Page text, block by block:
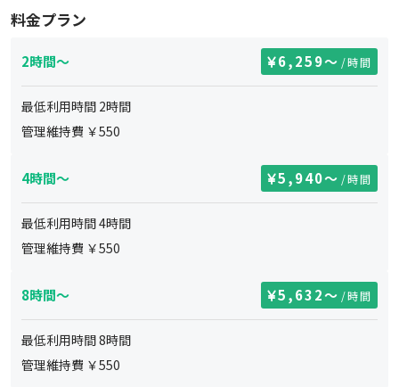
料金プラン
2時間～ 6,259〜 /時間
最低利用時間 2時間
管理維持費 ￥550
4時間～ 5,940〜 /時間
最低利用時間4時間
管理維持費 ￥550
8時間～ 5,632〜 /時間
最低利用時間8時間
管理維持費 ￥550